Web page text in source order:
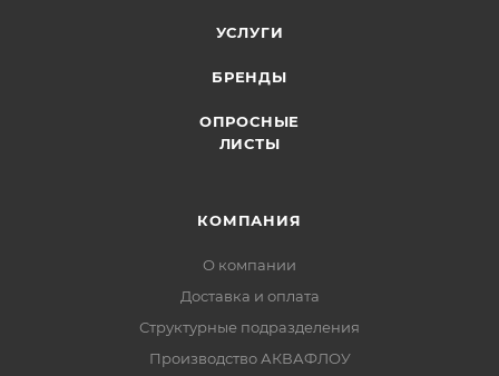
УСЛУГИ
БРЕНДЫ
ОПРОСНЫЕ
ЛИСТЫ
КОМПАНИЯ
О компании
Доставка и оплата
Структурные подразделения
Производство АКВАФЛОУ